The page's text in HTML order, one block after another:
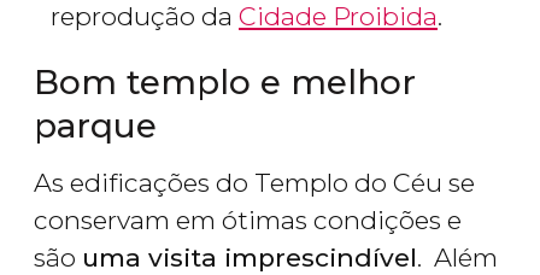
reprodução da Cidade Proibida.
Bom templo e melhor
parque
As edificações do Templo do Céu se
conservam em ótimas condições e
são uma visita imprescindível. Além